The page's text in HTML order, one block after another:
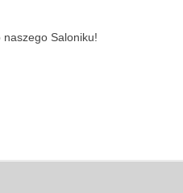
naszego Saloniku!